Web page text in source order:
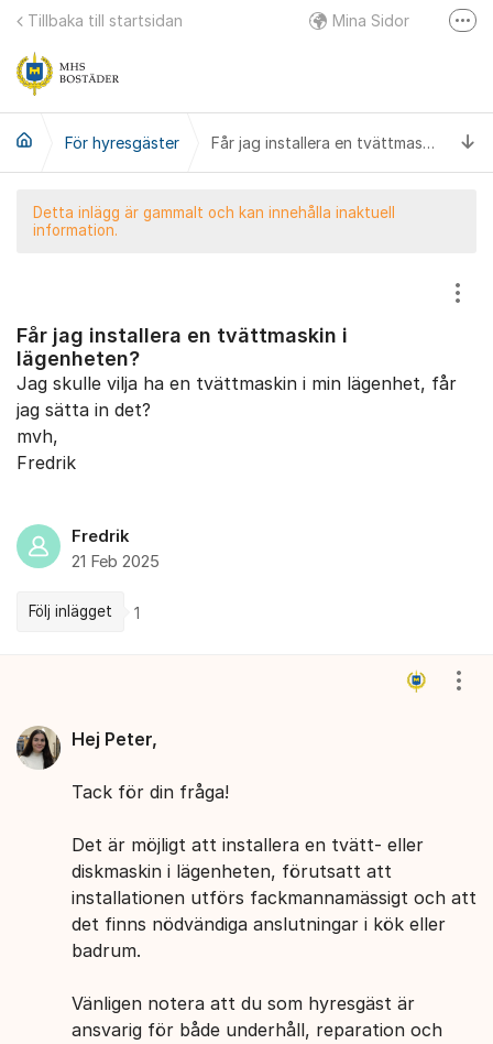
Hoppa till innehåll
Tillbaka till startsidan Mina Sidor
LinkedIn
För hyresgäster Får jag installera en tvättmaskin i lägenheten?
Detta inlägg är gammalt och kan innehålla inaktuell
information.
Får jag installera en tvättmaskin i
lägenheten?
Jag skulle vilja ha en tvättmaskin i min lägenhet, får
jag sätta in det?
mvh,
Fredrik
Fredrik
21 Feb 2025
Följ inlägget 1
Hej Peter,
Tack för din fråga!
Det är möjligt att installera en tvätt- eller
diskmaskin i lägenheten, förutsatt att
installationen utförs fackmannamässigt och att
det finns nödvändiga anslutningar i kök eller
badrum.
Vänligen notera att du som hyresgäst är
ansvarig för både underhåll, reparation och